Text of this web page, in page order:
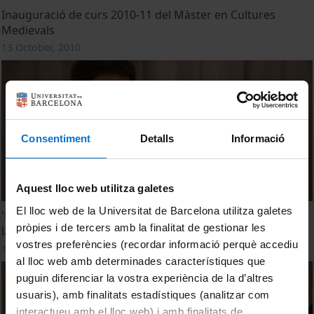
Consentiment Detalls Informació
Aquest lloc web utilitza galetes
El lloc web de la Universitat de Barcelona utilitza galetes
pròpies i de tercers amb la finalitat de gestionar les
vostres preferències (recordar informació perquè accediu
al lloc web amb determinades característiques que
puguin diferenciar la vostra experiència de la d’altres
usuaris), amb finalitats estadístiques (analitzar com
interactueu amb el lloc web) i amb finalitats de
Inauguració de curs 2010-11 del Màster en Cultures
Medievals
13 October, 2010
'El redescobriment del dret Romà-Justinianeu a Bolonya i
la seva difusió a occident' per Max Turull
13 October, 2010